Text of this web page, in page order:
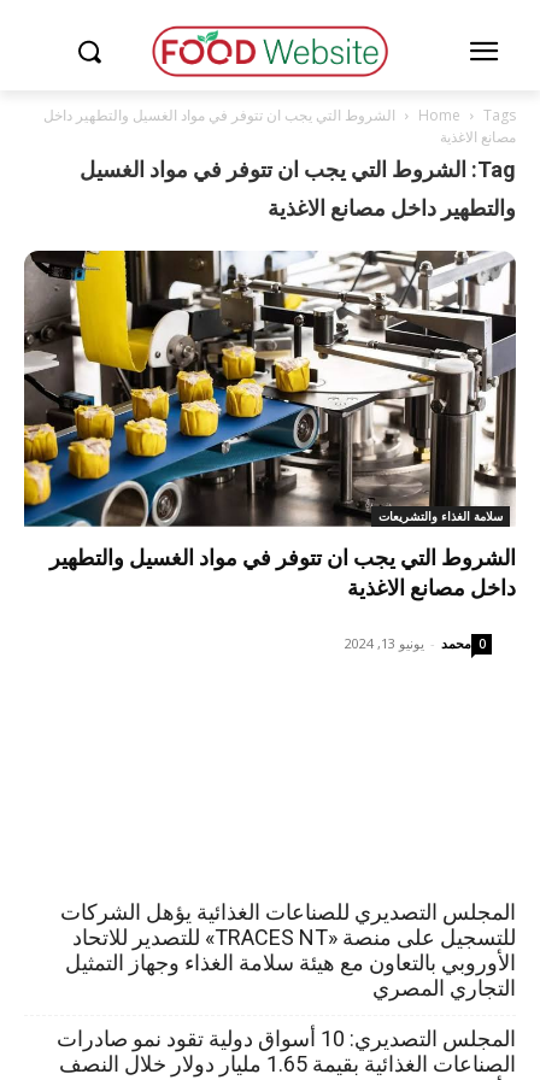
Home Tags
الشروط التي يجب ان تتوفر في مواد الغسيل والتطهير داخل
مصانع الاغذية
Tag: الشروط التي يجب ان تتوفر في مواد الغسيل
والتطهير داخل مصانع الاغذية
سلامة الغذاء والتشريعات
الشروط التي يجب ان تتوفر في مواد الغسيل والتطهير
داخل مصانع الاغذية
محمد - يونيو 13, 2024 0
المجلس التصديري للصناعات الغذائية يؤهل الشركات
للتسجيل على منصة «TRACES NT» للتصدير للاتحاد
الأوروبي بالتعاون مع هيئة سلامة الغذاء وجهاز التمثيل
التجاري المصري
المجلس التصديري: 10 أسواق دولية تقود نمو صادرات
الصناعات الغذائية بقيمة 1.65 مليار دولار خلال النصف